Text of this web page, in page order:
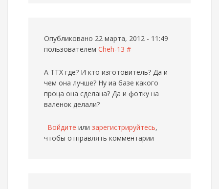
Опубликовано 22 марта, 2012 - 11:49
пользователем Cheh-13 #
А ТТХ где? И кто изготовитель? Да и
чем она лучше? Ну иа базе какого
проца она сделана? Да и фотку на
валенок делали?
Войдите или зарегистрируйтесь,
чтобы отправлять комментарии